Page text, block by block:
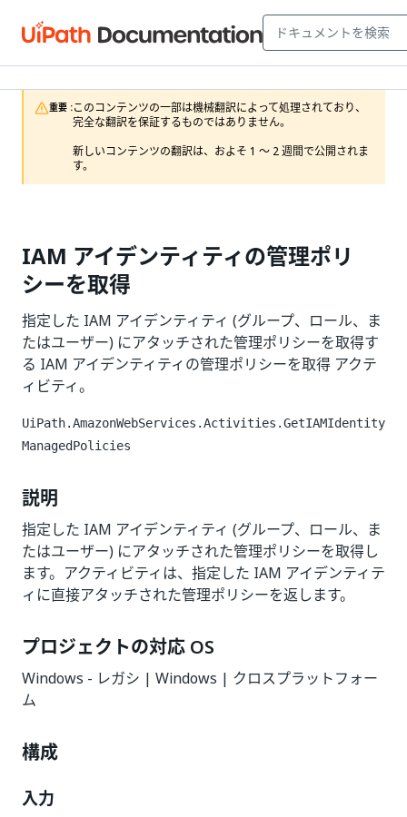
重要 :このコンテンツの一部は機械翻訳によって処理されており、
完全な翻訳を保証するものではありません。
新しいコンテンツの翻訳は、およそ 1 ～ 2 週間で公開されま
す。
IAM アイデンティティの管理ポリ
シーを取得
指定した IAM アイデンティティ (グループ、ロール、ま
たはユーザー) にアタッチされた管理ポリシーを取得す
る IAM アイデンティティの管理ポリシーを取得 アクテ
ィビティ。
UiPath.AmazonWebServices.Activities.GetIAMIdentity
ManagedPolicies
説明
指定した IAM アイデンティティ (グループ、ロール、ま
たはユーザー) にアタッチされた管理ポリシーを取得し
ます。アクティビティは、指定した IAM アイデンティテ
ィに直接アタッチされた管理ポリシーを返します。
プロジェクトの対応 OS
Windows - レガシ | Windows | クロスプラットフォー
ム
構成
入力